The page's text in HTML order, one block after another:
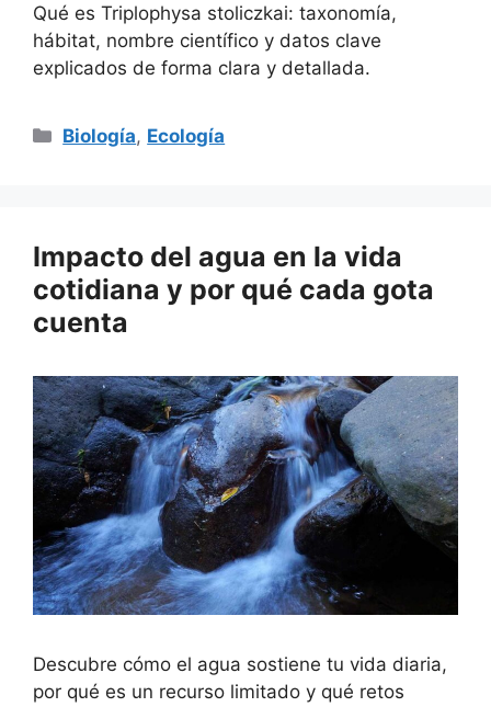
Qué es Triplophysa stoliczkai: taxonomía,
hábitat, nombre científico y datos clave
explicados de forma clara y detallada.
Categorías
Biología, Ecología
Impacto del agua en la vida
cotidiana y por qué cada gota
cuenta
Descubre cómo el agua sostiene tu vida diaria,
por qué es un recurso limitado y qué retos